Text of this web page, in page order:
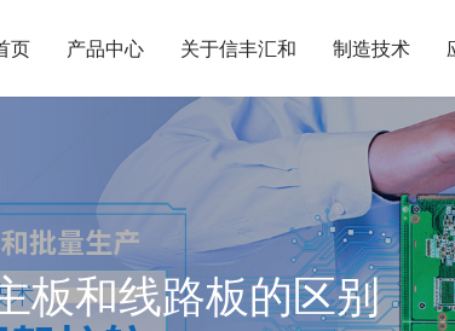
页 产品中心 关于信丰汇和 制造技术
板和线路板的区别